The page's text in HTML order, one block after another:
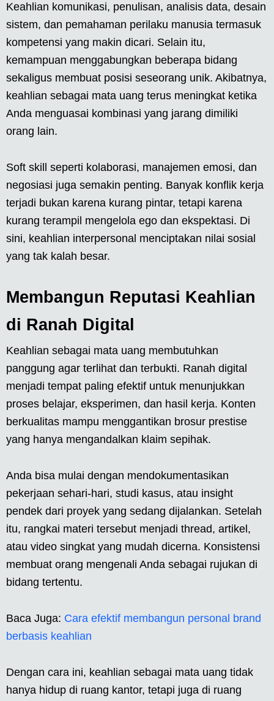
Keahlian komunikasi, penulisan, analisis data, desain
sistem, dan pemahaman perilaku manusia termasuk
kompetensi yang makin dicari. Selain itu,
kemampuan menggabungkan beberapa bidang
sekaligus membuat posisi seseorang unik. Akibatnya,
keahlian sebagai mata uang terus meningkat ketika
Anda menguasai kombinasi yang jarang dimiliki
orang lain.
Soft skill seperti kolaborasi, manajemen emosi, dan
negosiasi juga semakin penting. Banyak konflik kerja
terjadi bukan karena kurang pintar, tetapi karena
kurang terampil mengelola ego dan ekspektasi. Di
sini, keahlian interpersonal menciptakan nilai sosial
yang tak kalah besar.
Membangun Reputasi Keahlian
di Ranah Digital
Keahlian sebagai mata uang membutuhkan
panggung agar terlihat dan terbukti. Ranah digital
menjadi tempat paling efektif untuk menunjukkan
proses belajar, eksperimen, dan hasil kerja. Konten
berkualitas mampu menggantikan brosur prestise
yang hanya mengandalkan klaim sepihak.
Anda bisa mulai dengan mendokumentasikan
pekerjaan sehari-hari, studi kasus, atau insight
pendek dari proyek yang sedang dijalankan. Setelah
itu, rangkai materi tersebut menjadi thread, artikel,
atau video singkat yang mudah dicerna. Konsistensi
membuat orang mengenali Anda sebagai rujukan di
bidang tertentu.
Baca Juga: Cara efektif membangun personal brand
berbasis keahlian
Dengan cara ini, keahlian sebagai mata uang tidak
hanya hidup di ruang kantor, tetapi juga di ruang